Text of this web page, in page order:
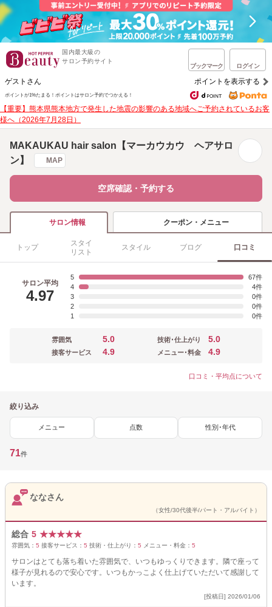
国内最大級の
サロン予約サイト
ブックマーク ログイン
ゲストさん ポイントを表示する
ポイントが1%たまる！ ポイントはサロン予約でつかえる！
【重要】熊本県熊本地方で発生した地震の影響のある地域へご予約されているお客
様へ（2026年7月28日）
MAKAUKAU hair salon【マーカウカウ ヘアサロ
ン】
MAP
空席確認・予約する
サロン情報 クーポン・メニュー
トップ
スタイ
リスト
スタイル ブログ 口コミ
サロン平均
4.97
5
67
4
4
3
0
2
0
1
0
雰囲気 5.0
接客サービス 4.9
技術･仕上がり 5.0
メニュー･料金 4.9
口コミ・平均点について
絞り込み
メニュー 点数 性別･年代
71件
ななさん
（女性/30代後半/パート・アルバイト）
総合 5 ★★★★★
雰囲気： 5 接客サービス： 5 技術・仕上がり： 5 メニュー・料金： 5
サロンはとても落ち着いた雰囲気で、いつもゆっくりできます。隣で座って
様子が見れるので安心です。いつもかっこよく仕上げていただいて感謝して
います。
[投稿日] 2026/01/06